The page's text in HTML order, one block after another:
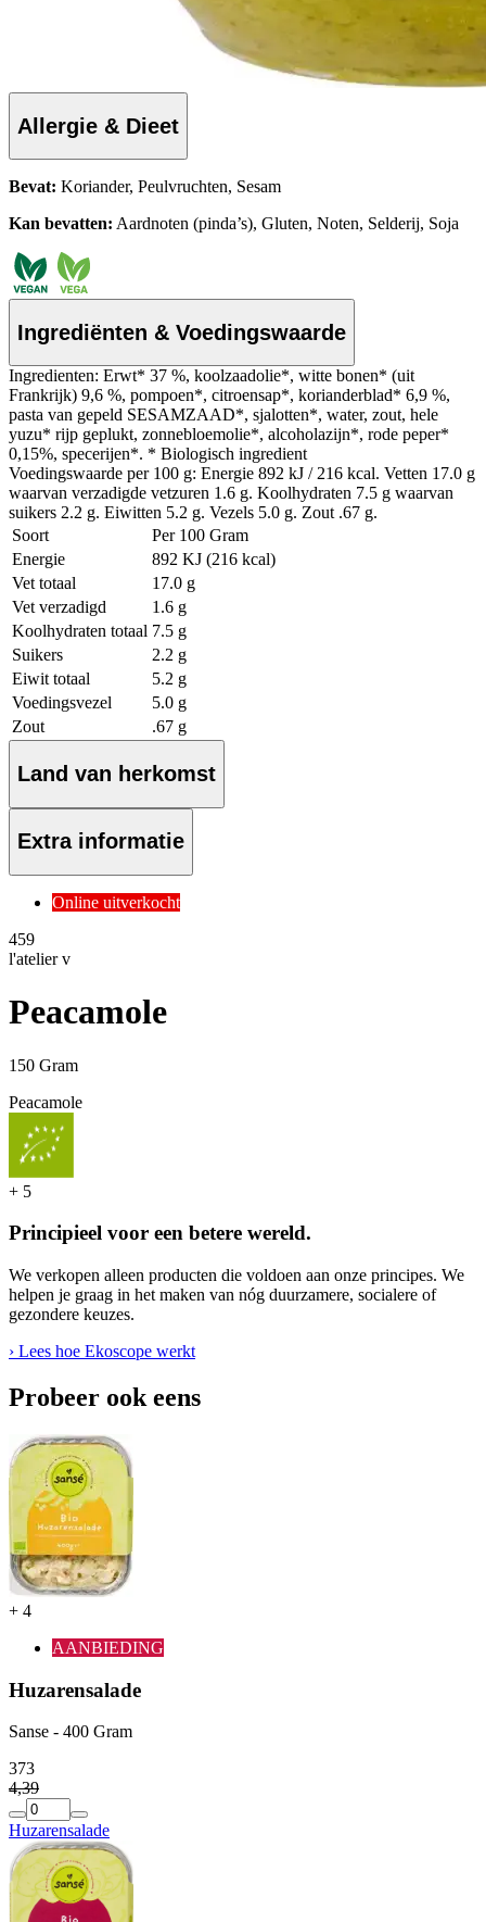
Allergie & Dieet
Bevat: Koriander, Peulvruchten, Sesam
Kan bevatten: Aardnoten (pinda’s), Gluten, Noten, Selderij, Soja
Ingrediënten & Voedingswaarde
Ingredienten: Erwt* 37 %, koolzaadolie*, witte bonen* (uit
Frankrijk) 9,6 %, pompoen*, citroensap*, korianderblad* 6,9 %,
pasta van gepeld SESAMZAAD*, sjalotten*, water, zout, hele
yuzu* rijp geplukt, zonnebloemolie*, alcoholazijn*, rode peper*
0,15%, specerijen*. * Biologisch ingredient
Voedingswaarde per 100 g: Energie 892 kJ / 216 kcal. Vetten 17.0 g
waarvan verzadigde vetzuren 1.6 g. Koolhydraten 7.5 g waarvan
suikers 2.2 g. Eiwitten 5.2 g. Vezels 5.0 g. Zout .67 g.
Soort
Per 100 Gram
Energie
892 KJ (216 kcal)
Vet totaal
17.0 g
Vet verzadigd
1.6 g
Koolhydraten totaal 7.5 g
Suikers
2.2 g
Eiwit totaal
5.2 g
Voedingsvezel
5.0 g
Zout
.67 g
Land van herkomst
Extra informatie
Online uitverkocht
459
l'atelier v
Peacamole
150 Gram
Peacamole
+ 5
Principieel voor een betere wereld.
We verkopen alleen producten die voldoen aan onze principes. We
helpen je graag in het maken van nóg duurzamere, socialere of
gezondere keuzes.
› Lees hoe Ekoscope werkt
Probeer ook eens
+ 4
AANBIEDING
Huzarensalade
Sanse - 400 Gram
373
4,39
Huzarensalade